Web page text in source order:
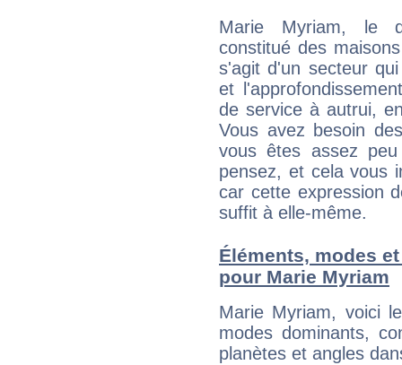
Marie Myriam, le
constitué des
s'agit d'un secteur
et
de service à autrui,
Vous avez besoin
vous êtes assez
pensez, et cela vous
car cette expression
suffit à elle-même.
Éléments, modes
pour Marie Myriam
Marie Myriam, voici
modes dominants,
planètes et angles